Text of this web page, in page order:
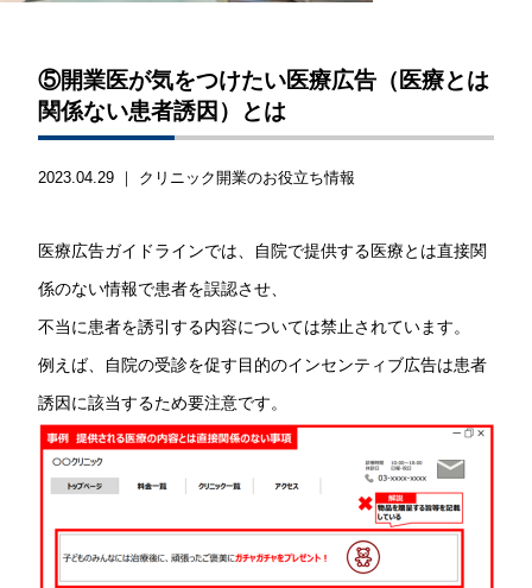
⑤開業医が気をつけたい医療広告（医療とは
関係ない患者誘因）とは
2023.04.29 ｜ クリニック開業のお役立ち情報
医療広告ガイドラインでは、自院で提供する医療とは直接関
係のない情報で患者を誤認させ、
不当に患者を誘引する内容については禁止されています。
例えば、自院の受診を促す目的のインセンティブ広告は患者
誘因に該当するため要注意です。